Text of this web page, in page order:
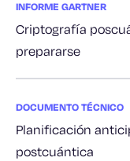
INFORME GARTNER
Criptografía
prepararse
DOCUMENTO TÉCNICO
Planificación
postcuántica